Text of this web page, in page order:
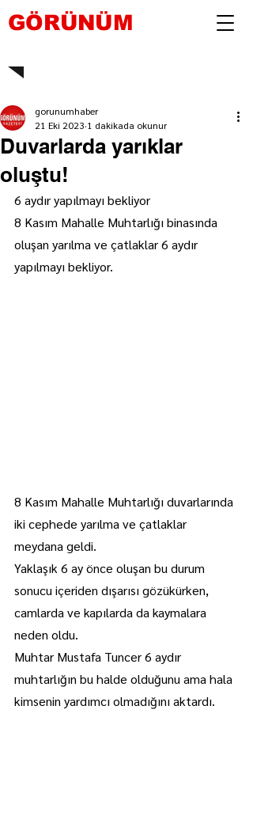
GÖRÜNÜM
Duvarlarda yarıklar
oluştu!
gorunumhaber
21 Eki 2023 1 dakikada okunur
6 aydır yapılmayı bekliyor
8 Kasım Mahalle Muhtarlığı binasında
oluşan yarılma ve çatlaklar 6 aydır
yapılmayı bekliyor.
8 Kasım Mahalle Muhtarlığı duvarlarında
iki cephede yarılma ve çatlaklar
meydana geldi.
Yaklaşık 6 ay önce oluşan bu durum
sonucu içeriden dışarısı gözükürken,
camlarda ve kapılarda da kaymalara
neden oldu.
Muhtar Mustafa Tuncer 6 aydır
muhtarlığın bu halde olduğunu ama hala
kimsenin yardımcı olmadığını aktardı.